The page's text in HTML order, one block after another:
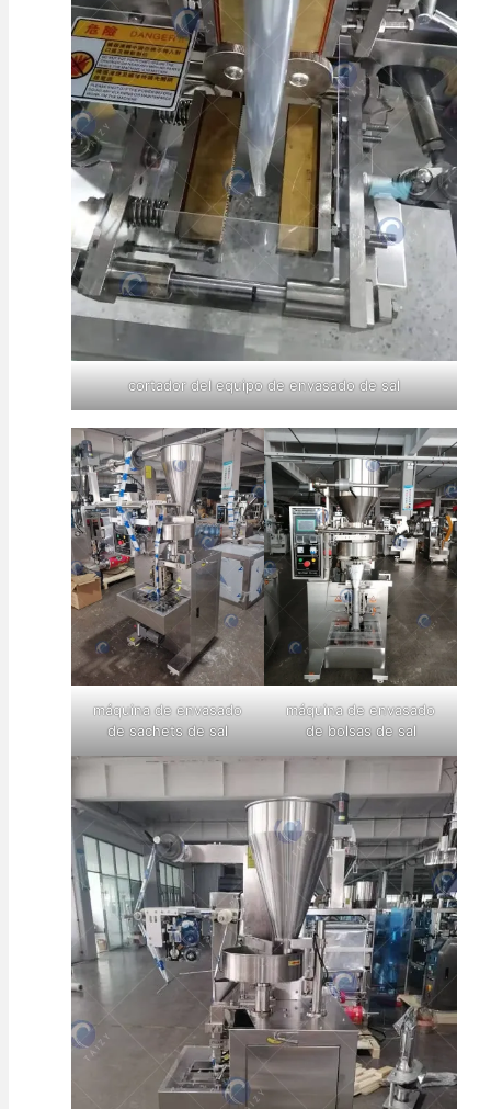
cortador del equipo de envasado de sal
máquina de envasado
de sachets de sal
máquina de envasado
de bolsas de sal